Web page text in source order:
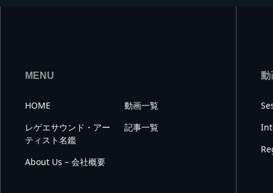
MENU
HOME
動画一覧
レゲエサウンド・アー
ティスト名鑑
記事一覧
About Us – 会社概要
動